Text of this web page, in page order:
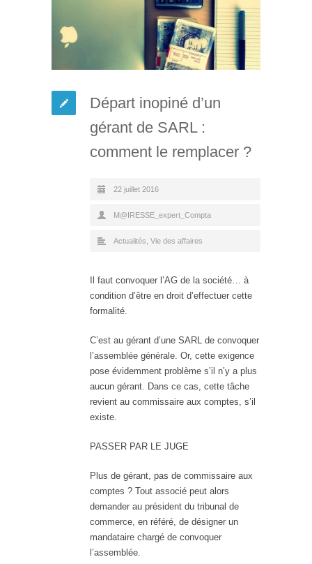
Départ inopiné d’un
gérant de SARL :
comment le remplacer ?
22 juillet 2016
M@IRESSE_expert_Compta
Actualités Vie des affaires
Il faut convoquer l’AG de la société… à
condition d’être en droit d’effectuer cette
formalité.
C’est au gérant d’une SARL de convoquer
l’assemblée générale. Or, cette exigence
pose évidemment problème s’il n’y a plus
aucun gérant. Dans ce cas, cette tâche
revient au commissaire aux comptes, s’il
existe.
PASSER PAR LE JUGE
Plus de gérant, pas de commissaire aux
comptes ? Tout associé peut alors
demander au président du tribunal de
commerce, en référé, de désigner un
mandataire chargé de convoquer
l’assemblée.